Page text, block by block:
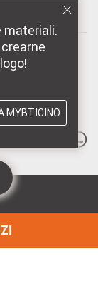
materiali.
MYBTICINO